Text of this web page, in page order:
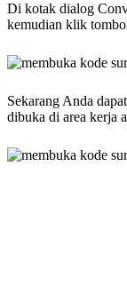
Di kotak dialog
kemudian klik
Sekarang Anda
dibuka di area kerja